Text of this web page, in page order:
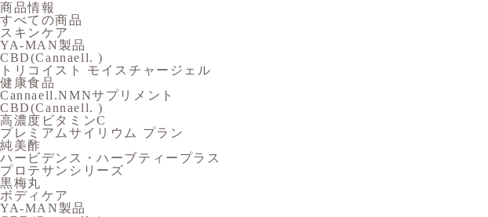
商品情報
すべての商品
スキンケア
YA-MAN製品
CBD(Cannaell. )
トリコイスト モイスチャージェル
健康食品
Cannaell.NMNサプリメント
CBD(Cannaell. )
高濃度ビタミンC
プレミアムサイリウム プラン
純美酢
ハービデンス・ハーブティープラス
プロテサンシリーズ
黒梅丸
ボディケア
YA-MAN製品